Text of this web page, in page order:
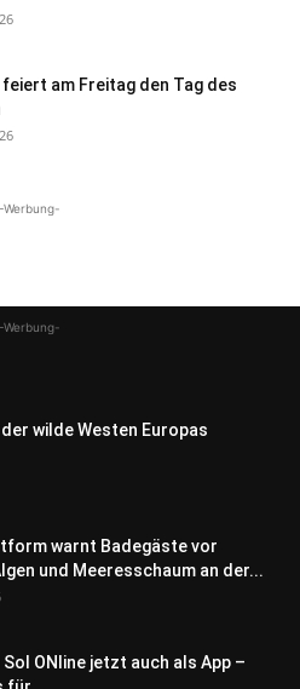
am Freitag den Tag des
-Werbung-
-Werbung-
der wilde Westen Europas
warnt Badegäste vor
und Meeresschaum an der...
ONline jetzt auch als App –